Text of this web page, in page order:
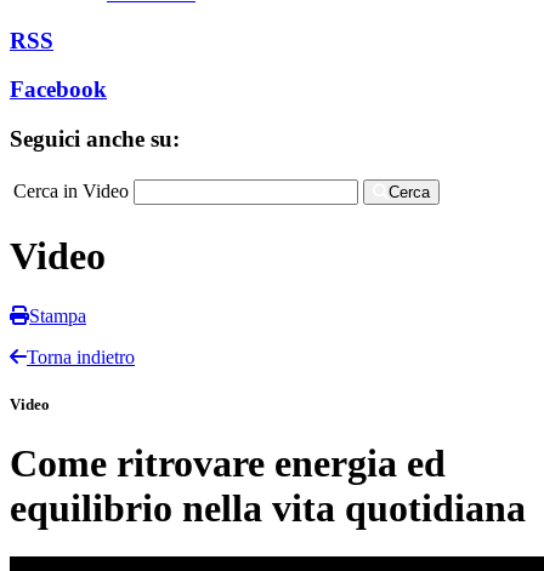
RSS
Facebook
Seguici anche su:
Cerca in Video Cerca
Video
Stampa
Torna indietro
Video
Come ritrovare energia ed
equilibrio nella vita quotidiana